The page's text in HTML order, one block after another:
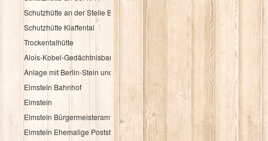
Schutzhütte an der Stelle Brandbuche
Schutzhütte Klaffental
Trockentalhütte
Alois-Kobel-Gedächtnisbank
Anlage mit Berlin-Stein und Flurkreuz
Elmstein Bahnhof
Elmstein
Elmstein Bürgermeisteramt
Elmstein Ehemalige Poststation